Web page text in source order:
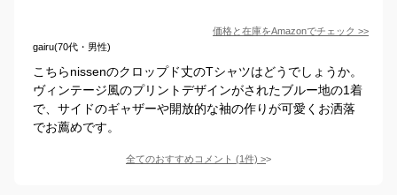
価格と在庫をAmazonでチェック >>
gairu(70代・男性)
こちらnissenのクロップド丈のTシャツはどうでしょうか。
ヴィンテージ風のプリントデザインがされたブルー地の1着
で、サイドのギャザーや開放的な袖の作りが可愛くお洒落
でお薦めです。
全てのおすすめコメント (1件) >